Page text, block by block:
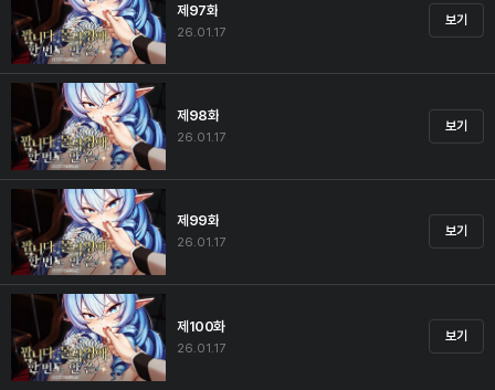
제97화
26.01.17
보기
제98화
26.01.17
보기
제99화
26.01.17
보기
제100화
26.01.17
보기